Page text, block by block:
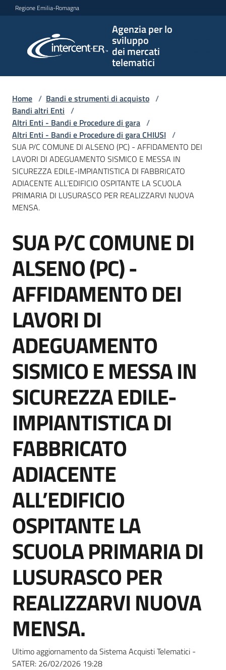
Vai al contenuto
Vai alla navigazione
Vai al footer
Regione Emilia-Romagna
Agenzia per lo
sviluppo
dei mercati
telematici
per lo
sviluppo
telematici
L'Agenzia
Bandi
e
strumenti
acquisto
Supporto
Piattaforme
telematiche
English
site
Seguici
su
Home / Bandi e strumenti di acquisto /
Bandi altri Enti /
Altri Enti - Bandi e Procedure di gara /
Altri Enti - Bandi e Procedure di gara CHIUSI /
SUA P/C COMUNE DI ALSENO (PC) - AFFIDAMENTO DEI
LAVORI DI ADEGUAMENTO SISMICO E MESSA IN
SICUREZZA EDILE-IMPIANTISTICA DI FABBRICATO
ADIACENTE ALL’EDIFICIO OSPITANTE LA SCUOLA
PRIMARIA DI LUSURASCO PER REALIZZARVI NUOVA
MENSA.
Salta al contenuto
SUA P/C COMUNE DI
ALSENO (PC) -
AFFIDAMENTO DEI
LAVORI DI
ADEGUAMENTO
SISMICO E MESSA IN
SICUREZZA EDILE-
IMPIANTISTICA DI
FABBRICATO
ADIACENTE
ALL’EDIFICIO
OSPITANTE LA
SCUOLA PRIMARIA DI
LUSURASCO PER
REALIZZARVI NUOVA
MENSA.
Ultimo aggiornamento da Sistema Acquisti Telematici -
SATER: 26/02/2026 19:28